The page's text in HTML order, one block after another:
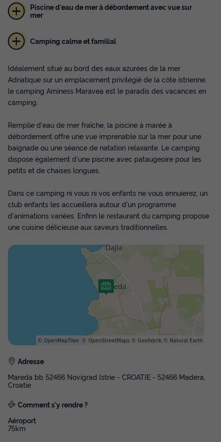
TENTE 6 personnes - Tente Safari Lodge |
3 Ch. | 6 Pers. | Terrasse surélevée | 1 SDB |
Clim.
Annulation gratuite
Surface
35m²
Adultes
6
Chambres
3
Salle de bain
1
Cafetière Lave-vaisselle
TENTE 6 personnes - Tente Safari Lodge | 3 Ch. | 6 Pers. |
Terrasse surélevée | 1 SDB | Clim.
Meilleur prix pour 7 nuits
308 €
231 €
Prix de comparaison
Voir les disponibilités
TENTE TOILE ET BOIS 5 personnes -
Piscine d'eau de mer à débordement avec vue sur
mer
Camping calme et familial
Idéalement situé au bord des eaux azurées de la mer
Adriatique sur un emplacement privilégié de la côte istrienne,
le camping Aminess Maravea est le paradis des vacances en
camping.
Remplie d'eau de mer fraîche, la piscine à marée à
débordement offre une vue imprenable sur la mer pour une
baignade ou une séance de natation relaxante. Le camping
dispose également d'une piscine avec pataugeoire pour les
petits et de chaises longues.
Dans ce camping ni vous ni vos enfants ne vous ennuierez, un
club enfants les accueillera autour d'un programme
d'animations variées. Enfinn le restaurant du camping propose
une cuisine délicieuse aux saveurs traditionnelles.
Adresse
Mareda bb 52466 Novigrad Istrie - CROATIE - 52466 Madera,
Croatie
Comment s'y rendre ?
Aéroport
75km